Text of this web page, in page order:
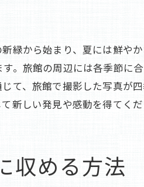
した幻想的な絶景写真の撮影
で収める四季の美しさ
美しく収める写真テクニック
館からの眺めで写真に切り取
めとその写真テクニック
真で表現する方法
緑から始まり、夏には鮮や
。旅館の周辺には各季節に
て、旅館で撮影した写真が
新しい発見や感動を得てくだ
収める方法